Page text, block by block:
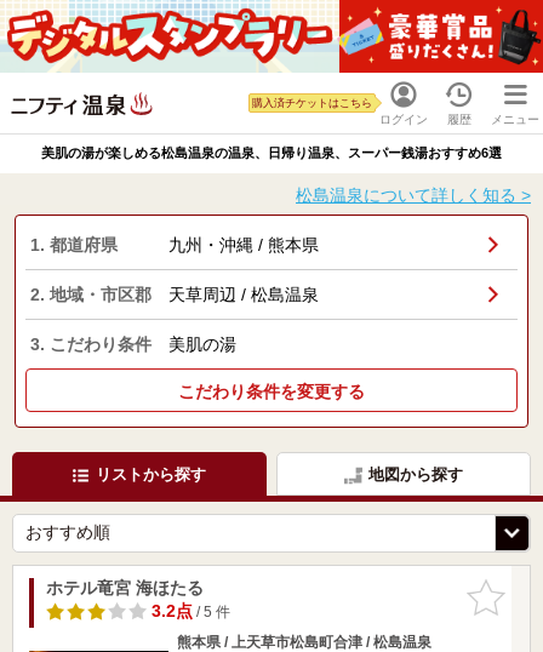
ログイン
購入済チケットはこちら
履歴 メニュー
美肌の湯が楽しめる松島温泉の温泉、日帰り温泉、スーパー銭湯おすすめ6選
松島温泉について詳しく知る >
1. 都道府県 九州・沖縄 / 熊本県
2. 地域・市区郡 天草周辺 / 松島温泉
3. こだわり条件 美肌の湯
こだわり条件を変更する
リストから探す 地図から探す
お気に入
りに追加
ホテル竜宮 海ほたる
3.2点/ 5 件
熊本県 / 上天草市松島町合津 / 松島温泉